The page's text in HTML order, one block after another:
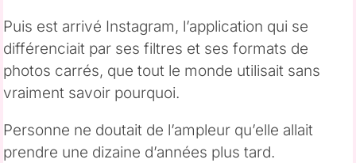
Puis est arrivé Instagram, l’application qui se
différenciait par ses filtres et ses formats de
photos carrés, que tout le monde utilisait sans
vraiment savoir pourquoi.
Personne ne doutait de l’ampleur qu’elle allait
prendre une dizaine d’années plus tard.